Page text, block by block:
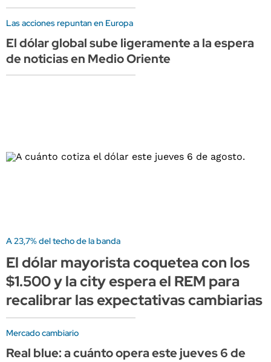
Las acciones repuntan en Europa
El dólar global sube ligeramente a la espera
de noticias en Medio Oriente
A 23,7% del techo de la banda
El dólar mayorista coquetea con los
$1.500 y la city espera el REM para
recalibrar las expectativas cambiarias
Mercado cambiario
Real blue: a cuánto opera este jueves 6 de